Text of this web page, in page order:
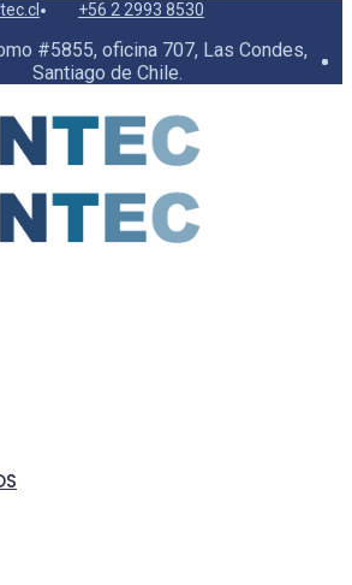
+56 2 2993 8530
#5855, oficina 707, Las Condes,
Santiago de Chile.